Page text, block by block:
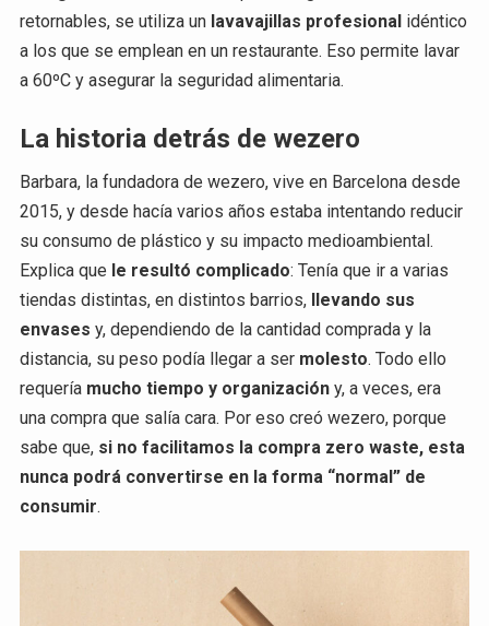
retornables, se utiliza un lavavajillas profesionalidéntico
a los que se emplean en un restaurante. Eso permite lavar
a 60ºC y asegurar la seguridad alimentaria.
La historia detrás de wezero
Barbara, la fundadora de wezero, vive en Barcelona desde
2015, y desde hacía varios años estaba intentando reducir
su consumo de plástico y su impacto medioambiental.
Explica que le resultó complicado: Tenía que ir a varias
tiendas distintas, en distintos barrios, llevando sus
envases y, dependiendo de la cantidad comprada y la
distancia, su peso podía llegar a ser molesto. Todo ello
requería mucho tiempo y organizacióny, a veces, era
una compra que salía cara. Por eso creó wezero, porque
sabe que, si no facilitamos la compra zero waste, esta
nunca podrá convertirse en la forma “normal” de
consumir.